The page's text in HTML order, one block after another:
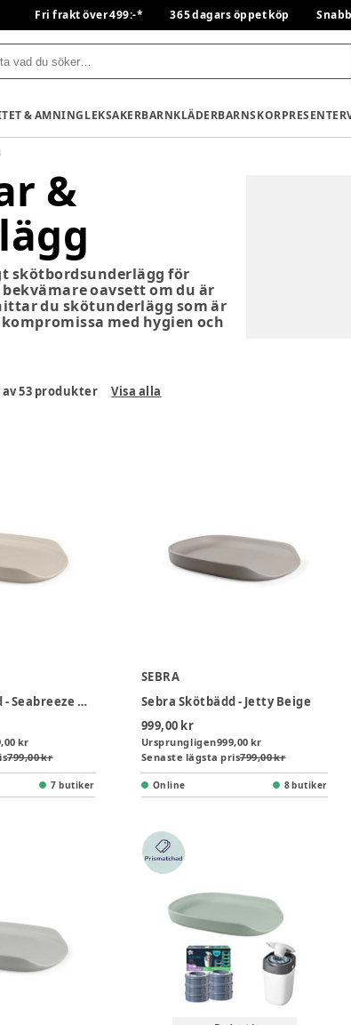
Fri frakt över 499:-* 365 dagars öppet köp
& AMNINGLEKSAKERBARNKLÄDERBARNSKORPRESENTER
&
skötbordsunderlägg för
oavsett om du är
du skötunderlägg som är
med hygien och
av53 produkter Visa alla
Sebra Skötbädd - Seabreeze Beige
kr
799,00 kr
7 butiker
SEBRA
Sebra Skötbädd - Jetty Beige
999,00 kr
Ursprungligen999,00 kr
Senaste lägsta pris799,00 kr
Online 8 butiker